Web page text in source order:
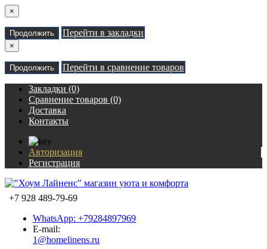
×
Продолжить Перейти в закладки
×
Продолжить Перейти в сравнение товаров
Закладки (0)
Сравнение товаров (0)
Доставка
Контакты
Авторизация
Регистрация
+7 928 489-79-69
WhatsApp: +79284897969
E-mail:
1@homelinens.ru